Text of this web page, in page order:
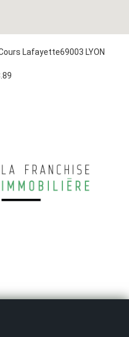
Lafayette69003 LYON